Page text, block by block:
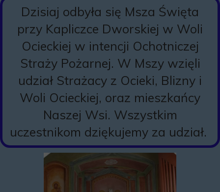
Dzisiaj odbyła się Msza Święta
przy Kapliczce Dworskiej w Woli
Ocieckiej w intencji Ochotniczej
Straży Pożarnej. W Mszy wzięli
udział Strażacy z Ocieki, Blizny i
Woli Ocieckiej, oraz mieszkańcy
Naszej Wsi. Wszystkim
uczestnikom dziękujemy za udział.